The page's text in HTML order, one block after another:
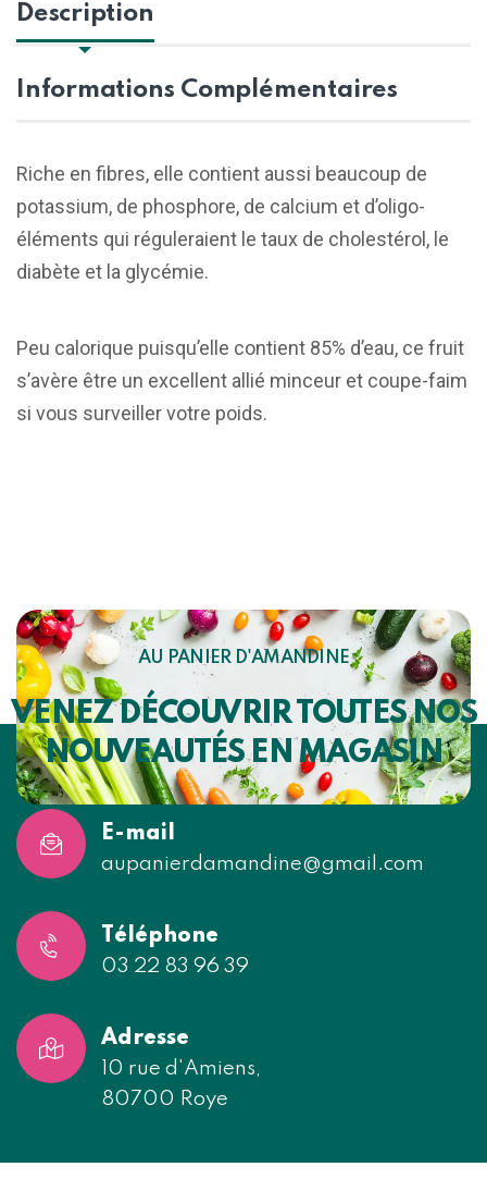
Description
Informations Complémentaires
Riche en fibres, elle contient aussi beaucoup de
potassium, de phosphore, de calcium et d’oligo-
éléments qui réguleraient le taux de cholestérol, le
diabète et la glycémie.
Peu calorique puisqu’elle contient 85% d’eau, ce fruit
s’avère être un excellent allié minceur et coupe-faim
si vous surveiller votre poids.
AU PANIER D'AMANDINE
VENEZ DÉCOUVRIR TOUTES NOS
NOUVEAUTÉS EN MAGASIN
E-mail
aupanierdamandine@gmail.com
Téléphone
03 22 83 96 39
Adresse
10 rue d'Amiens,
80700 Roye